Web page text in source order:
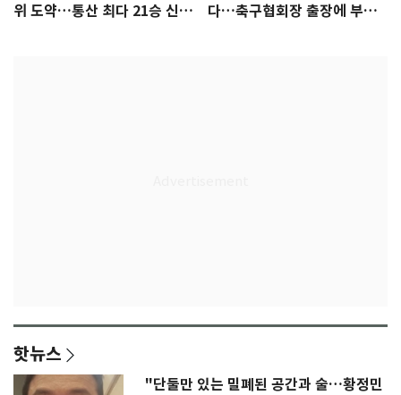
위 도약…통산 최다 21승 신기
다…축구협회장 출장에 부인
핫뉴스
"단둘만 있는 밀폐된 공간과 술…황정민